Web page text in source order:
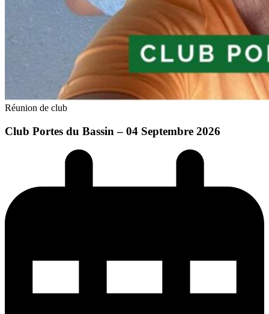
Réunion de club
Club Portes du Bassin – 04 Septembre 2026